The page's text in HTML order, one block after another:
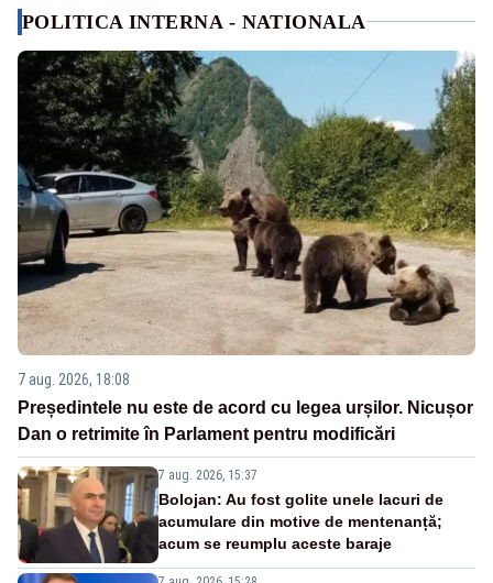
POLITICA INTERNA - NATIONALA
7 aug. 2026, 18:08
Președintele nu este de acord cu legea urșilor. Nicușor
Dan o retrimite în Parlament pentru modificări
7 aug. 2026, 15:37
Bolojan: Au fost golite unele lacuri de
acumulare din motive de mentenanță;
acum se reumplu aceste baraje